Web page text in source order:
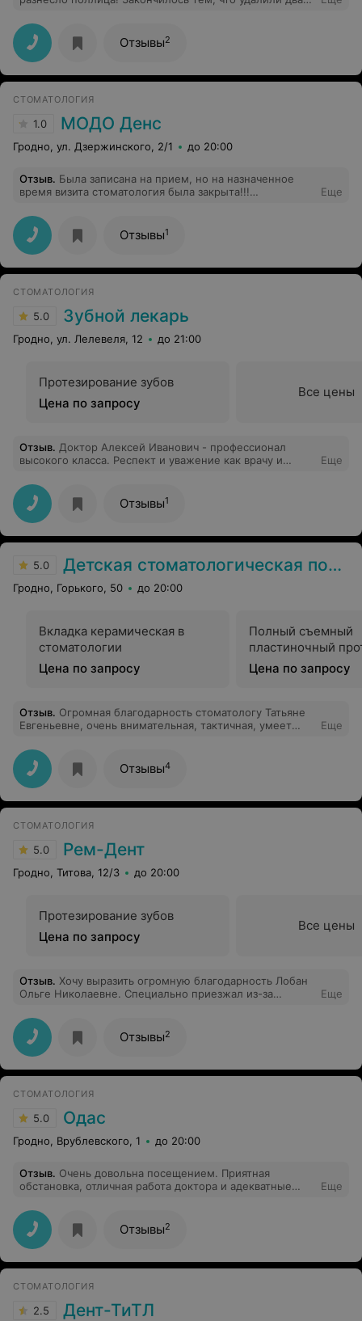
Отзывы2
СТОМАТОЛОГИЯ
1.0 МОДО Денс
Гродно, ул. Дзержинского, 2/1 до 20:00
Отзыв. Была записана на прием, но на назначенное
время визита стоматология была закрыта!!!
не уведомил.Сервис на уровне поставленной оценки.
Еще
Отзывы1
СТОМАТОЛОГИЯ
5.0 Зубной лекарь
Гродно, ул. Лелевеля, 12 до 21:00
Протезирование зубов
Цена по запросу
Все цены
Отзыв. Доктор Алексей Иванович - профессионал
высокого класса. Респект и уважение как врачу и
клиентам.
Еще
Отзывы1
5.0 Детская стоматологическая поликлиника
Гродно, Горького, 50 до 20:00
Вкладка керамическая в
стоматологии
Цена по запросу
Полный съемный
пластиночный
Цена по запросу
Отзыв. Огромная благодарность стоматологу Татьяне
Евгеньевне, очень внимательная, тактичная, умеет
Уже не в первый раз лечим зубы у неё и всегда очень
довольны. Побольше бы таких людей в медицине.
Профессионал своего дела
Еще
Отзывы4
СТОМАТОЛОГИЯ
5.0 Рем-Дент
Гродно, Титова, 12/3 до 20:00
Протезирование зубов
Цена по запросу
Все цены
Отзыв. Хочу выразить огромную благодарность Лобан
Ольге Николаевне. Специально приезжал из-за
даже не успел испугаться. Еще раз огромное спасибо/
Еще
Отзывы2
СТОМАТОЛОГИЯ
5.0 Одас
Гродно, Врублевского, 1 до 20:00
Отзыв. Очень довольна посещением. Приятная
обстановка, отличная работа доктора и адекватные
Еще
Отзывы2
СТОМАТОЛОГИЯ
2.5 Дент-ТиТЛ